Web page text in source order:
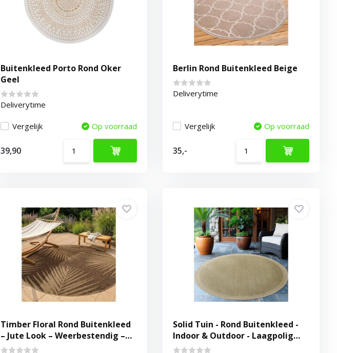
Buitenkleed Porto Rond Oker
Geel
Deliverytime
Vergelijk Op voorraad
39,90
Berlin Rond Buitenkleed Beige
Deliverytime
Vergelijk Op voorraad
35,-
Timber Floral Rond Buitenkleed
– Jute Look – Weerbestendig –
Beige
Solid Tuin - Rond Buitenkleed -
Indoor & Outdoor - Laagpolig
Effen - Groen